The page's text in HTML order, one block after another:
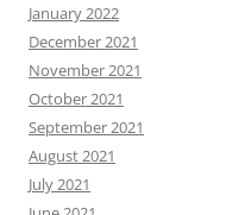
January 2022
December 2021
November 2021
October 2021
September 2021
August 2021
July 2021